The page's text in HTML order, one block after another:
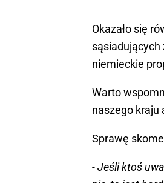
Okazało się
sąsiadujących
niemieckie
Warto
naszego kraju
Sprawę
- Jeśli ktoś